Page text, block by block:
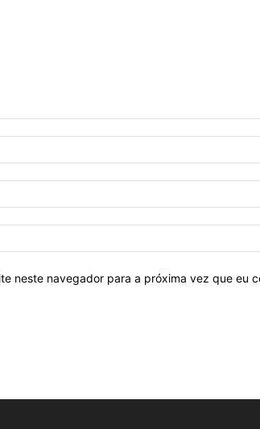
neste navegador para a próxima vez que eu